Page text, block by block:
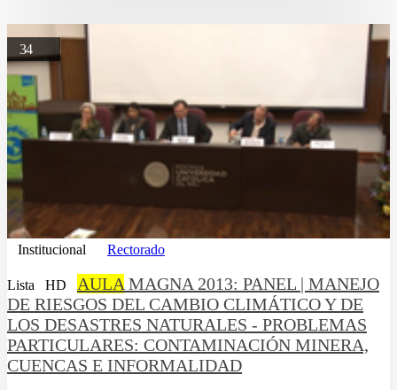
34
Institucional Rectorado
Lista HD AULA MAGNA 2013: PANEL | MANEJO
DE RIESGOS DEL CAMBIO CLIMÁTICO Y DE
LOS DESASTRES NATURALES - PROBLEMAS
PARTICULARES: CONTAMINACIÓN MINERA,
CUENCAS E INFORMALIDAD